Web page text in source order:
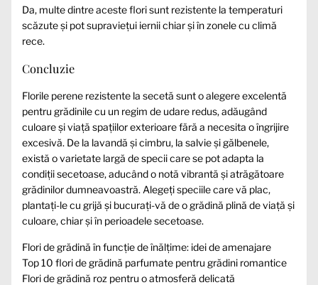
Da, multe dintre aceste flori sunt rezistente la temperaturi
scăzute și pot supraviețui iernii chiar și în zonele cu climă
rece.
Concluzie
Florile perene rezistente la secetă sunt o alegere excelentă
pentru grădinile cu un regim de udare redus, adăugând
culoare și viață spațiilor exterioare fără a necesita o îngrijire
excesivă. De la lavandă și cimbru, la salvie și gălbenele,
există o varietate largă de specii care se pot adapta la
condiții secetoase, aducând o notă vibrantă și atrăgătoare
grădinilor dumneavoastră. Alegeți speciile care vă plac,
plantați-le cu grijă și bucurați-vă de o grădină plină de viață și
culoare, chiar și în perioadele secetoase.
Flori de grădină în funcție de înălțime: idei de amenajare
Top 10 flori de grădină parfumate pentru grădini romantice
Flori de grădină roz pentru o atmosferă delicată